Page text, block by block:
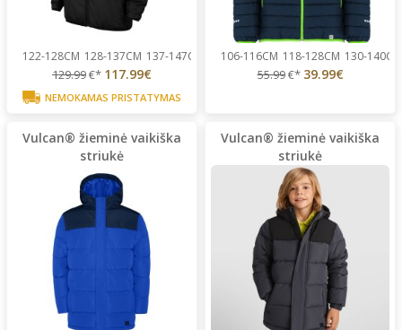
122-128CM 128-137CM 137-147CM 147-158CM 158-170CM
129.99€* 117.99€
NEMOKAMAS PRISTATYMAS
106-116CM 118-128CM 130-140CM
55.99€* 39.99€
Vulcan® žieminė vaikiška
striukė
Vulcan® žieminė vaikiška
striukė